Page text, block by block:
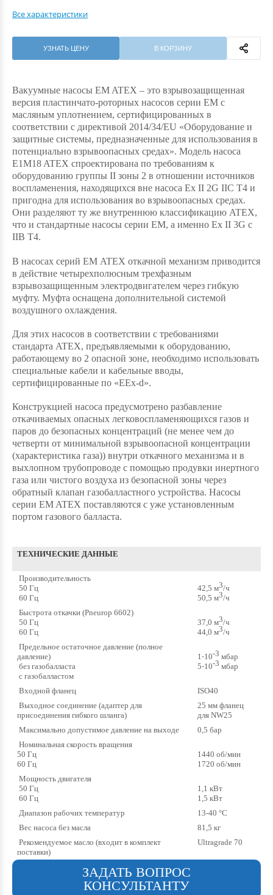
Все характеристики
УЗНАТЬ ЦЕНУ В КОРЗИНУ
Вакуумные насосы EM ATEX – это взрывозащищенная
версия пластинчато-роторных насосов серии EM с
масляным уплотнением, сертифицированных в
соответствии с директивой 2014/34/EU «Оборудование и
защитные системы, предназначенные для использования в
потенциально взрывоопасных средах». Модель насоса
E1M18 ATEX спроектирована по требованиям к
оборудованию группы II зоны 2 в отношении источников
воспламенения, находящихся вне насоса Ex II 2G IIC T4 и
пригодна для использования во взрывоопасных средах.
Они разделяют ту же внутреннюю классификацию ATEX,
что и стандартные насосы серии EM, а именно Ex II 3G c
IIB T4.
В насосах серий ЕМ ATEX откачной механизм приводится
в действие четырехполюсным трехфазным
взрывозащищенным электродвигателем через гибкую
муфту. Муфта оснащена дополнительной системой
воздушного охлаждения.
Для этих насосов в соответствии с требованиями
стандарта ATEX, предъявляемыми к оборудованию,
работающему во 2 опасной зоне, необходимо использовать
специальные кабели и кабельные вводы,
сертифицированные по «EEx-d».
Конструкцией насоса предусмотрено разбавление
откачиваемых опасных легковоспламеняющихся газов и
паров до безопасных концентраций (не менее чем до
четверти от минимальной взрывоопасной концентрации
(характеристика газа)) внутри откачного механизма и в
выхлопном трубопроводе с помощью продувки инертного
газа или чистого воздуха из безопасной зоны через
обратный клапан газобалластного устройства. Насосы
серии EM ATEX поставляются с уже установленным
портом газового балласта.
ТЕХНИЧЕСКИЕ ДАННЫЕ
Производительность
50 Гц
60 Гц
42,5 м3/ч
50,5 м3/ч
Быстрота откачки (Pneurop 6602)
50 Гц
60 Гц
37,0 м3/ч
44,0 м3/ч
Предельное остаточное давление (полное
давление)
без газобалласта
с газобалластом
1⋅10-3 мбар
5⋅10-3 мбар
Входной фланец
ISO40
Выходноe соединение (адаптер для
присоединения гибкого шланга)
25 мм фланец
для NW25
Максимально допустимое давление на выходе
0,5 бар
Номинальная скорость вращения
50 Гц
60 Гц
1440 об/мин
1720 об/мин
Мощность двигателя
50 Гц
60 Гц
1,1 кВт
1,5 кВт
Диапазон рабочих температур
13-40 °C
Вес насоса без масла
81,5 кг
Рекомендуемое масло (входит в комплект
поставки)
Ultragrade 70
ЗАДАТЬ ВОПРОС
КОНСУЛЬТАНТУ